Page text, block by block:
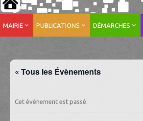
MAIRIE PUBLICATIONS DÉMARCHES
« Tous les Évènements
Cet évènement est passé.